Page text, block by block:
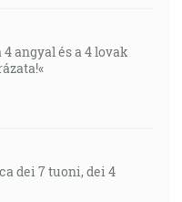
angyal és a 4 lovak
dei 7 tuoni, dei 4